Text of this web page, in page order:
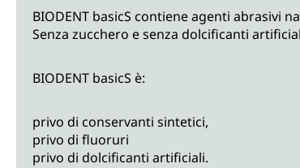
BIODENT basicS contiene agenti abrasivi
Senza zucchero e senza dolcificanti
BIODENT basicS è:
privo di conservanti sintetici,
privo di fluoruri
privo di dolcificanti artificiali.